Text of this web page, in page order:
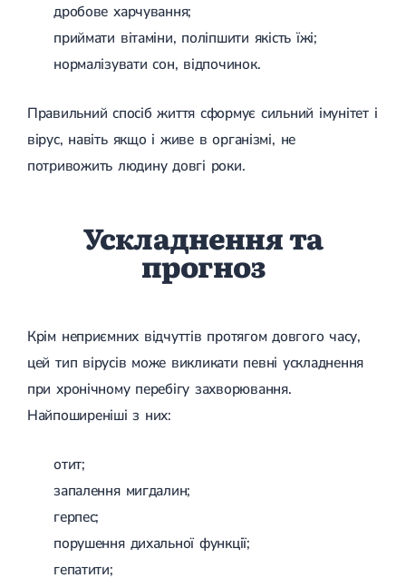
дробове харчування;
приймати вітаміни, поліпшити якість їжі;
нормалізувати сон, відпочинок.
Правильний спосіб життя сформує сильний імунітет і
вірус, навіть якщо і живе в організмі, не
потривожить людину довгі роки.
Ускладнення та
прогноз
Крім неприємних відчуттів протягом довгого часу,
цей тип вірусів може викликати певні ускладнення
при хронічному перебігу захворювання.
Найпоширеніші з них:
отит;
запалення мигдалин;
герпес;
порушення дихальної функції;
гепатити;